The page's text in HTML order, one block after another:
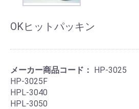
OKヒットパッキン
メーカー商品コード： HP-3025
HP-3025F
HPL-3040
HPL-3050